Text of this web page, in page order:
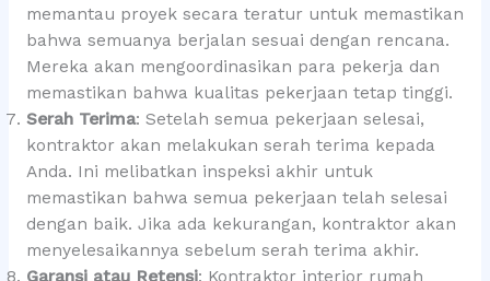
memantau proyek secara teratur untuk memastikan
bahwa semuanya berjalan sesuai dengan rencana.
Mereka akan mengoordinasikan para pekerja dan
memastikan bahwa kualitas pekerjaan tetap tinggi.
Serah Terima: Setelah semua pekerjaan selesai,
kontraktor akan melakukan serah terima kepada
Anda. Ini melibatkan inspeksi akhir untuk
memastikan bahwa semua pekerjaan telah selesai
dengan baik. Jika ada kekurangan, kontraktor akan
menyelesaikannya sebelum serah terima akhir.
Garansi atau Retensi: Kontraktor interior rumah